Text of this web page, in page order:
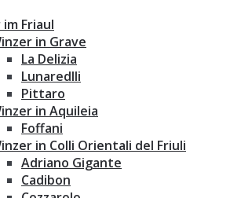
Friaul
in Grave
La Delizia
Lunaredlli
Pittaro
in Aquileia
Foffani
in Colli Orientali del Friuli
Adriano Gigante
Cadibon